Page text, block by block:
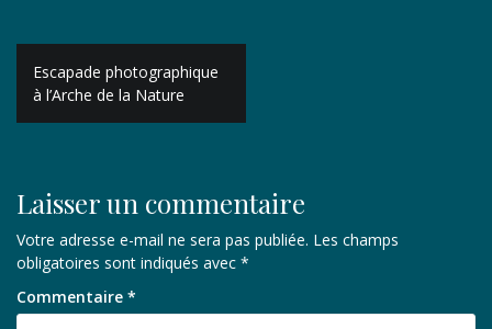
Navigation
de
l’article
Escapade photographique
à l’Arche de la Nature
Laisser un commentaire
Votre adresse e-mail ne sera pas publiée. Les champs
obligatoires sont indiqués avec *
Commentaire *